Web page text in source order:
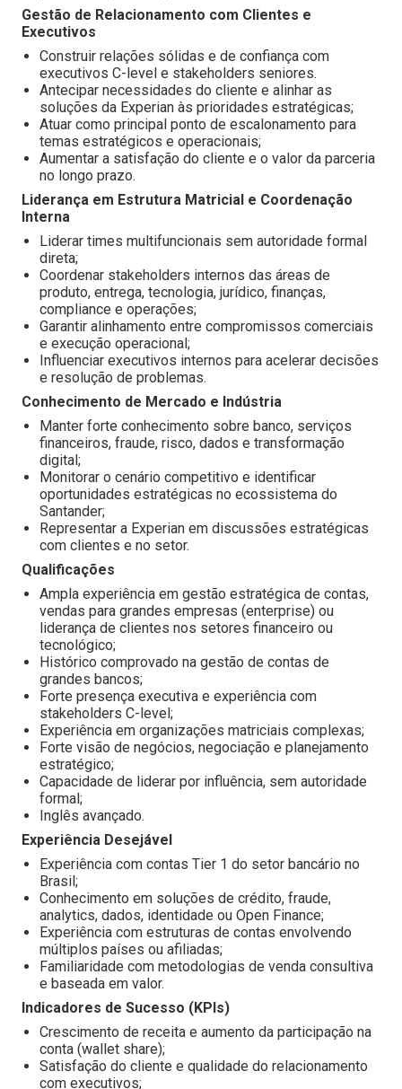
Gestão de Relacionamento com Clientes e
Executivos
Construir relações sólidas e de confiança com
executivos C-level e stakeholders seniores.
Antecipar necessidades do cliente e alinhar as
soluções da Experian às prioridades estratégicas;
Atuar como principal ponto de escalonamento para
temas estratégicos e operacionais;
Aumentar a satisfação do cliente e o valor da parceria
no longo prazo.
Liderança em Estrutura Matricial e Coordenação
Interna
Liderar times multifuncionais sem autoridade formal
direta;
Coordenar stakeholders internos das áreas de
produto, entrega, tecnologia, jurídico, finanças,
compliance e operações;
Garantir alinhamento entre compromissos comerciais
e execução operacional;
Influenciar executivos internos para acelerar decisões
e resolução de problemas.
Conhecimento de Mercado e Indústria
Manter forte conhecimento sobre banco, serviços
financeiros, fraude, risco, dados e transformação
digital;
Monitorar o cenário competitivo e identificar
oportunidades estratégicas no ecossistema do
Santander;
Representar a Experian em discussões estratégicas
com clientes e no setor.
Qualificações
Ampla experiência em gestão estratégica de contas,
vendas para grandes empresas (enterprise) ou
liderança de clientes nos setores financeiro ou
tecnológico;
Histórico comprovado na gestão de contas de
grandes bancos;
Forte presença executiva e experiência com
stakeholders C-level;
Experiência em organizações matriciais complexas;
Forte visão de negócios, negociação e planejamento
estratégico;
Capacidade de liderar por influência, sem autoridade
formal;
Inglês avançado.
Experiência Desejável
Experiência com contas Tier 1 do setor bancário no
Brasil;
Conhecimento em soluções de crédito, fraude,
analytics, dados, identidade ou Open Finance;
Experiência com estruturas de contas envolvendo
múltiplos países ou afiliadas;
Familiaridade com metodologias de venda consultiva
e baseada em valor.
Indicadores de Sucesso (KPIs)
Crescimento de receita e aumento da participação na
conta (wallet share);
Satisfação do cliente e qualidade do relacionamento
com executivos;